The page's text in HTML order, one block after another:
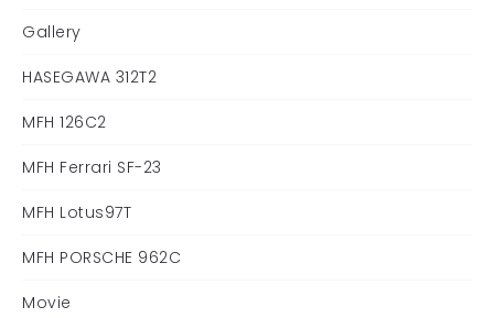
Gallery
HASEGAWA 312T2
MFH 126C2
MFH Ferrari SF-23
MFH Lotus97T
MFH PORSCHE 962C
Movie